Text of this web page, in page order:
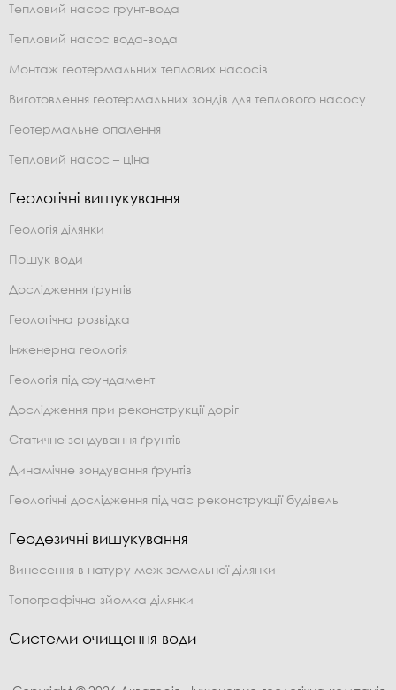
Тепловий насос грунт-вода
Тепловий насос вода-вода
Монтаж геотермальних теплових насосів
Виготовлення геотермальних зондів для теплового насосу
Геотермальне опалення
Тепловий насос – ціна
Геологічні вишукування
Геологія ділянки
Пошук води
Дослідження ґрунтів
Геологічна розвідка
Інженерна геологія
Геологія під фундамент
Дослідження при реконструкції доріг
Статичне зондування ґрунтів
Динамічне зондування ґрунтів
Геологічні дослідження під час реконструкції будівель
Геодезичні вишукування
Винесення в натуру меж земельної ділянки
Топографічна зйомка ділянки
Системи очищення води